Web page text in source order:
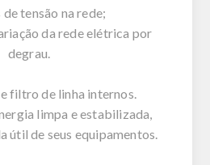
de tensão na rede;
da rede elétrica por
degrau.
filtro de linha internos.
limpa e estabilizada,
útil de seus equipamentos.